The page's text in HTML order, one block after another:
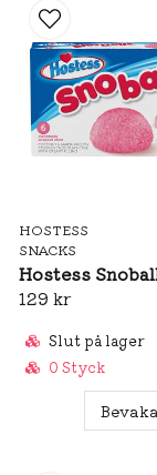
HOSTESS
SNACKS
Hostess
129 kr
Slut på lager
0 Styck
Bevaka